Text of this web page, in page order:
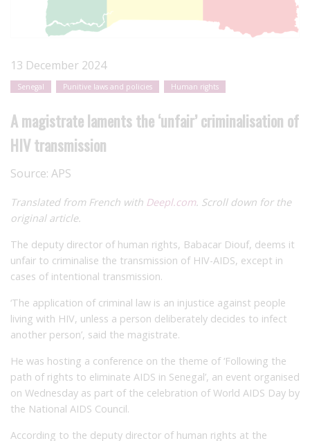
13 December 2024
Senegal Punitive laws and policies Human rights
A magistrate laments the ‘unfair’ criminalisation of
HIV transmission
Source: APS
Translated from French with Deepl.com. Scroll down for the
original article.
The deputy director of human rights, Babacar Diouf, deems it
unfair to criminalise the transmission of HIV-AIDS, except in
cases of intentional transmission.
‘The application of criminal law is an injustice against people
living with HIV, unless a person deliberately decides to infect
another person’, said the magistrate.
He was hosting a conference on the theme of ‘Following the
path of rights to eliminate AIDS in Senegal’, an event organised
on Wednesday as part of the celebration of World AIDS Day by
the National AIDS Council.
According to the deputy director of human rights at the